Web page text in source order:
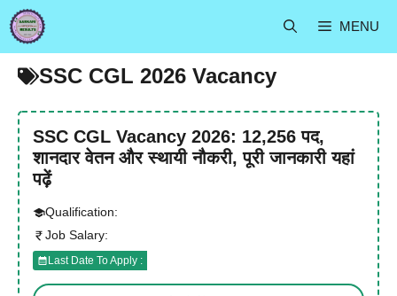
Skip
to
content
MENU
SSC CGL 2026 Vacancy
SSC CGL Vacancy 2026: 12,256 पद,
शानदार वेतन और स्थायी नौकरी, पूरी जानकारी यहां
पढ़ें
Qualification:
Job Salary:
Last Date To Apply :